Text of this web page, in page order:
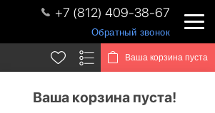
+7 (812) 409-38-67
Обратный звонок
Ваша корзина пуста
Ваша корзина пуста!